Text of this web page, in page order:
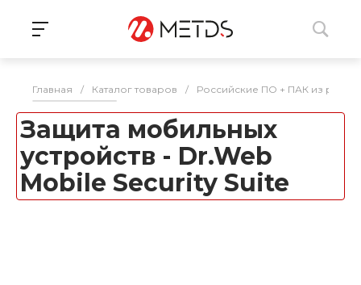
Главная / Каталог товаров / Российские ПО + ПАК из
Защита мобильных
устройств - Dr.Web
Mobile Security Suite